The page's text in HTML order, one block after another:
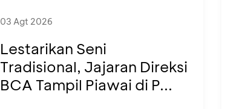
03 Agt 2026
Lestarikan Seni
Tradisional, Jajaran Direksi
BCA Tampil Piawai di P...